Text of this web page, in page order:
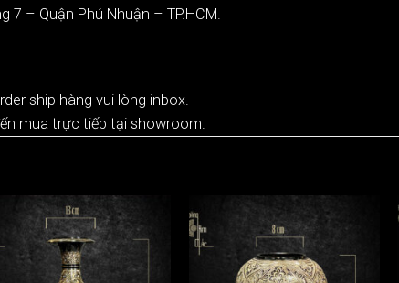
– Quận Phú Nhuận – TP.HCM.
ship hàng vui lòng inbox.
mua trực tiếp tại showroom.